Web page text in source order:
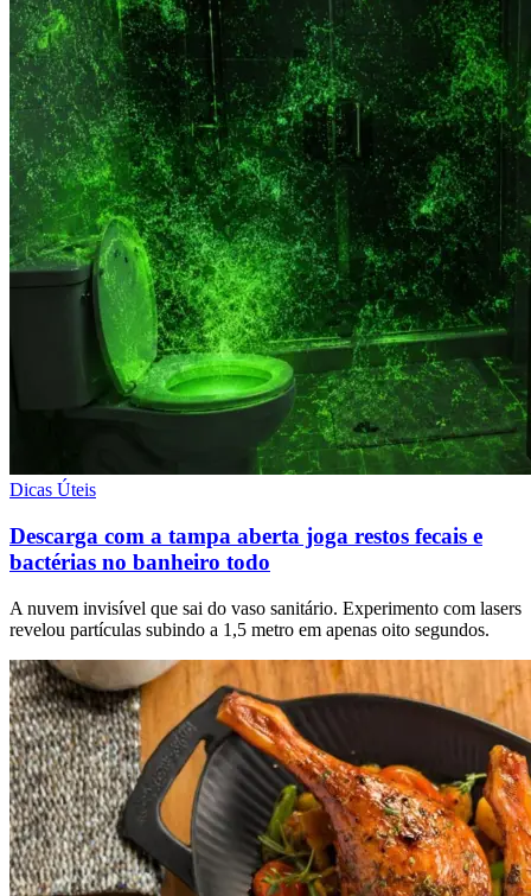
Dicas Úteis
Descarga com a tampa aberta joga restos fecais e
bactérias no banheiro todo
A nuvem invisível que sai do vaso sanitário. Experimento com lasers
revelou partículas subindo a 1,5 metro em apenas oito segundos.